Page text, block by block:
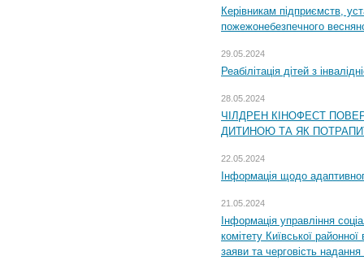
Керівникам підприємств,
пожежонебезпечного
29.05.2024
Реабілітація дітей з
28.05.2024
ЧІЛДРЕН КІНОФЕСТ
ДИТИНОЮ ТА ЯК
22.05.2024
Інформація щодо
21.05.2024
Інформація управління
комітету Київської
заяви та черговість надання